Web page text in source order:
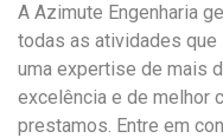
A Azimute Engenharia
todas as atividades que
uma expertise de mais
excelência e de melhor
prestamos. Entre em